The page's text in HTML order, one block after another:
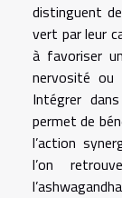
distinguent
vert par leur
à favoriser
nervosité ou
Intégrer
permet de
l’action
l’on